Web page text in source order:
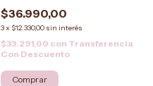
$36.990,00
3x $12.330,00 sin interés
$33.291,00 con Transferencia
Con Descuento
Comprar